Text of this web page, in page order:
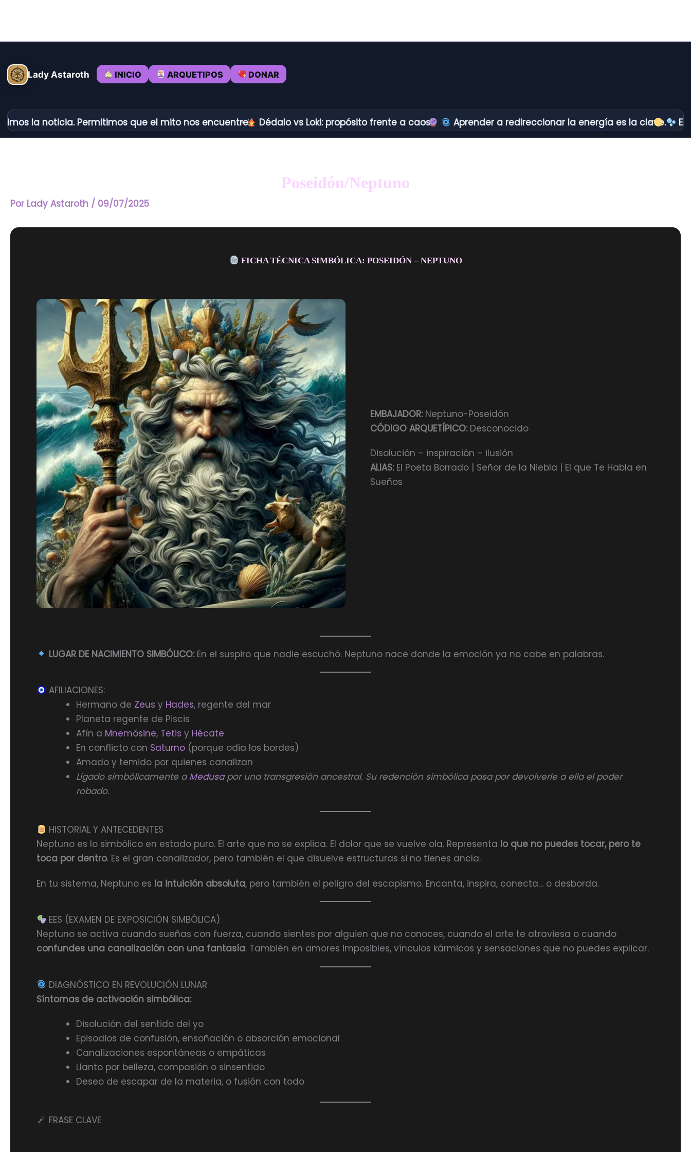
Lady Astaroth INICIO ARQUETIPOS DONAR
la noticia. Permitimos que el mito nos encuentre. Dédalo vs Loki: propósito frente a caos. Aprender a redireccionar la energía es la clave. En
Poseidón/Neptuno
Por Lady Astaroth / 09/07/2025
FICHA TÉCNICA SIMBÓLICA: POSEIDÓN – NEPTUNO
EMBAJADOR:Neptuno-Poseidón
CÓDIGO ARQUETÍPICO:Desconocido
Disolución – inspiración – ilusión
ALIAS:El Poeta Borrado | Señor de la Niebla | El que Te Habla en
Sueños
LUGAR DE NACIMIENTO SIMBÓLICO:En el suspiro que nadie escuchó. Neptuno nace donde la emoción ya no cabe en palabras.
AFILIACIONES:
Hermano de Zeus y Hades, regente del mar
Planeta regente de Piscis
Afín a Mnemósine, Tetis y Hécate
En conflicto con Saturno (porque odia los bordes)
Amado y temido por quienes canalizan
Ligado simbólicamente aMedusapor una transgresión ancestral. Su redención simbólica pasa por devolverle a ella el poder
robado.
HISTORIAL Y ANTECEDENTES
Neptuno es lo simbólico en estado puro. El arte que no se explica. El dolor que se vuelve ola. Representa lo que no puedes tocar, pero te
toca por dentro. Es el gran canalizador, pero también el que disuelve estructuras si no tienes ancla.
En tu sistema, Neptuno es la intuición absoluta, pero también el peligro del escapismo. Encanta, inspira, conecta… o desborda.
EES (EXAMEN DE EXPOSICIÓN SIMBÓLICA)
Neptuno se activa cuando sueñas con fuerza, cuando sientes por alguien que no conoces, cuando el arte te atraviesa o cuando
confundes una canalización con una fantasía. También en amores imposibles, vínculos kármicos y sensaciones que no puedes explicar.
DIAGNÓSTICO EN REVOLUCIÓN LUNAR
Síntomas de activación simbólica:
Disolución del sentido del yo
Episodios de confusión, ensoñación o absorción emocional
Canalizaciones espontáneas o empáticas
Llanto por belleza, compasión o sinsentido
Deseo de escapar de la materia, o fusión con todo
FRASE CLAVE